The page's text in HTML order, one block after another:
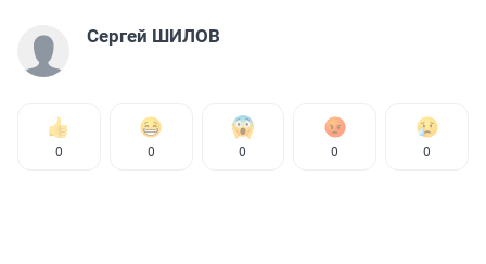
Сергей ШИЛОВ
0 0 0 0 0